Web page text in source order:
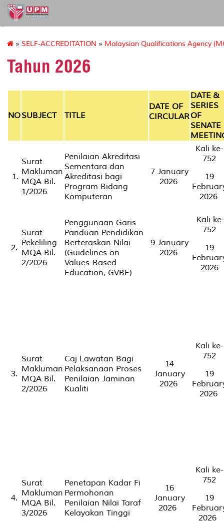
127
» SELF-ACCREDITATION » Malaysian Qualifications Agency
Tahun 2026
NOSUBJECT TITLE
DATE OF
CIRCULAR
DATE &
SERIES
OF
SENATE
1.
Surat
Makluman
MQA Bil.
1/2026
Penilaian Akreditasi
Sementara dan
Akreditasi bagi
Program Bidang
Komputeran
7 January
2026
Kali ke-
752
19
2026
2.
Surat
Pekeliling
MQA Bil.
2/2026
Penggunaan Garis
Panduan Pendidikan
Berteraskan Nilai
(Guidelines on
Values-Based
Education, GVBE)
9 January
2026
Kali ke-
752
19
2026
3.
Surat
Makluman
MQA Bil.
2/2026
Caj Lawatan Bagi
Pelaksanaan Proses
Penilaian Jaminan
Kualiti
14
January
2026
Kali ke-
752
19
2026
4.
Surat
Makluman
MQA Bil.
3/2026
Penetapan Kadar Fi
Permohonan
Penilaian Nilai Taraf
Kelayakan Tinggi
16
January
2026
Kali ke-
752
19
2026